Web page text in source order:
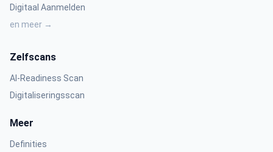
Digitaal Aanmelden
en meer →
Zelfscans
AI-Readiness Scan
Digitaliseringsscan
Meer
Definities